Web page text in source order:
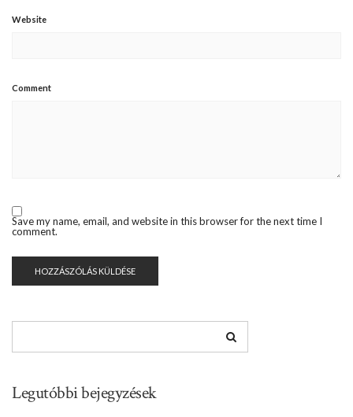
Website
Comment
Save my name, email, and website in this browser for the next time I
comment.
Legutóbbi bejegyzések